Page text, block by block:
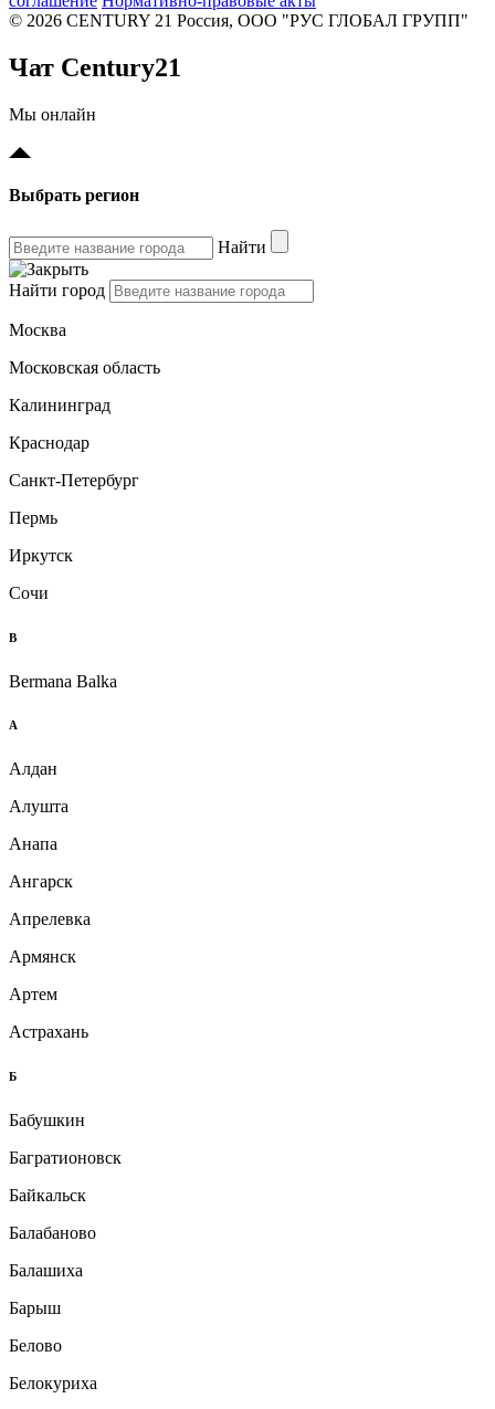
© 2026 CENTURY 21 Россия, ООО "РУС ГЛОБАЛ ГРУПП"
Чат Century21
Мы онлайн
Выбрать регион
Найти
Найти город
Москва
Московская область
Калининград
Краснодар
Санкт-Петербург
Пермь
Иркутск
Сочи
B
Bermana Balka
А
Алдан
Алушта
Анапа
Ангарск
Апрелевка
Армянск
Артем
Астрахань
Б
Бабушкин
Багратионовск
Байкальск
Балабаново
Балашиха
Барыш
Белово
Белокуриха